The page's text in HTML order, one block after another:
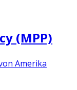
(MPP)
Amerika